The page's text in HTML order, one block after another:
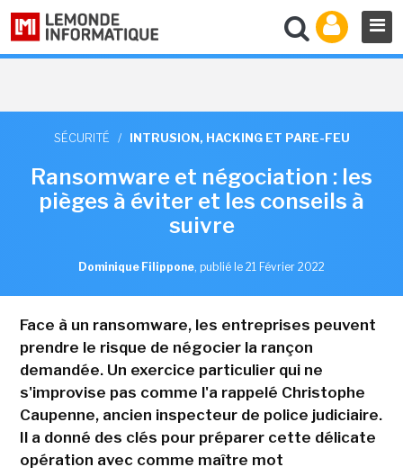
SÉCURITÉ / INTRUSION, HACKING ET PARE-FEU
Ransomware et négociation : les
pièges à éviter et les conseils à
suivre
Dominique Filippone, publié le 21 Février 2022
Face à un ransomware, les entreprises peuvent
prendre le risque de négocier la rançon
demandée. Un exercice particulier qui ne
s'improvise pas comme l'a rappelé Christophe
Caupenne, ancien inspecteur de police judiciaire.
Il a donné des clés pour préparer cette délicate
opération avec comme maître mot